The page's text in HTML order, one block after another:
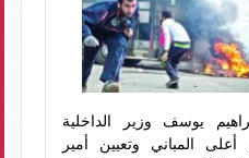
يوسف وزير الداخلية
المباني وتعيين أمير